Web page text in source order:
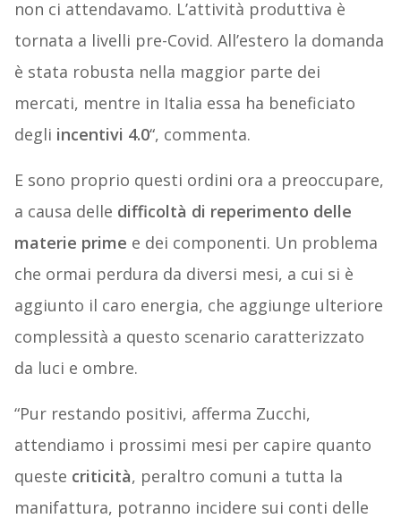
non ci attendavamo. L’attività produttiva è
tornata a livelli pre-Covid. All’estero la domanda
è stata robusta nella maggior parte dei
mercati, mentre in Italia essa ha beneficiato
degli incentivi 4.0“, commenta.
E sono proprio questi ordini ora a preoccupare,
a causa delle difficoltà di reperimento delle
materie prime e dei componenti. Un problema
che ormai perdura da diversi mesi, a cui si è
aggiunto il caro energia, che aggiunge ulteriore
complessità a questo scenario caratterizzato
da luci e ombre.
“Pur restando positivi, afferma Zucchi,
attendiamo i prossimi mesi per capire quanto
queste criticità, peraltro comuni a tutta la
manifattura, potranno incidere sui conti delle